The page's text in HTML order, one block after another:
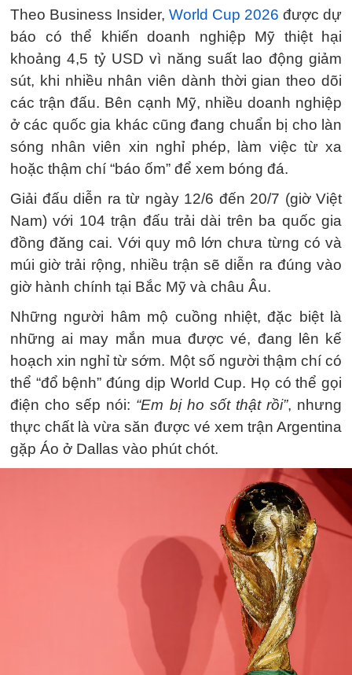
Theo Business Insider, World Cup 2026 được dự
báo có thể khiến doanh nghiệp Mỹ thiệt hại
khoảng 4,5 tỷ USD vì năng suất lao động giảm
sút, khi nhiều nhân viên dành thời gian theo dõi
các trận đấu. Bên cạnh Mỹ, nhiều doanh nghiệp
ở các quốc gia khác cũng đang chuẩn bị cho làn
sóng nhân viên xin nghỉ phép, làm việc từ xa
hoặc thậm chí “báo ốm” để xem bóng đá.
Giải đấu diễn ra từ ngày 12/6 đến 20/7 (giờ Việt
Nam) với 104 trận đấu trải dài trên ba quốc gia
đồng đăng cai. Với quy mô lớn chưa từng có và
múi giờ trải rộng, nhiều trận sẽ diễn ra đúng vào
giờ hành chính tại Bắc Mỹ và châu Âu.
Những người hâm mộ cuồng nhiệt, đặc biệt là
những ai may mắn mua được vé, đang lên kế
hoạch xin nghỉ từ sớm. Một số người thậm chí có
thể “đổ bệnh” đúng dịp World Cup. Họ có thể gọi
điện cho sếp nói: “Em bị ho sốt thật rồi”, nhưng
thực chất là vừa săn được vé xem trận Argentina
gặp Áo ở Dallas vào phút chót.